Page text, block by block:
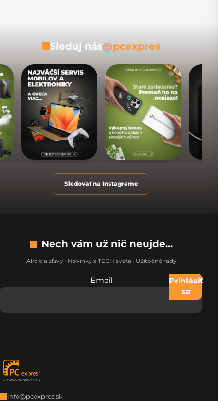
Sleduj nás@pcexpres
Sledovať na Instagrame
Nech vám už nič neujde...
Akcie a zľavy · Novinky z TECH sveta · Užitočné rady
Nevypĺňajte toto pole:
Email
Prihlásiť
sa
Zápätie
info@pcexpres.sk